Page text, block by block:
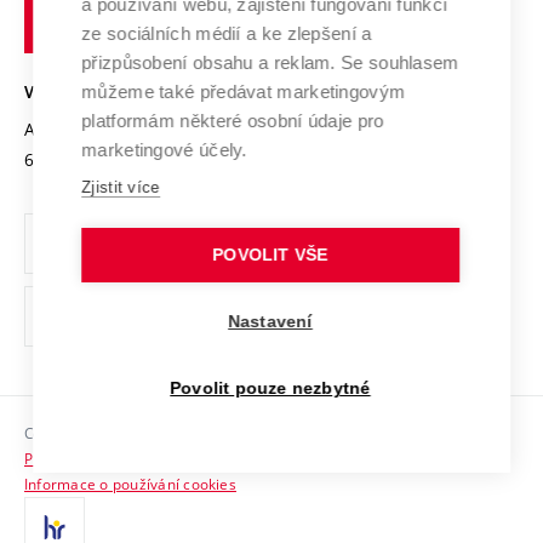
Open Science
Projekty
Projekty ze strukturálních fondů
Specifický výzkum
Mezinárodní dohody
Univerzitní sítě
Podnikavá univerzita / ContriBUTe
Bezpečná univerzita
Vyznamenání
Organizační struktura
Ochrana osobních údajů
odkaz)
Sociální bezpečí
HR Award
technické
VYSOKÉ UČENÍ TECHNICKÉ V BRNĚ
Antonínská 548/1
602 00 Brno
www.vut.cz
vut@vutbr.cz
Copyright © 2026 VUT
Prohlášení o přístupnosti
Informace o používání cookies
a používání webu, zajištění fungování funkcí
ze sociálních médií a ke zlepšení a
přizpůsobení obsahu a reklam. Se souhlasem
můžeme také předávat marketingovým
platformám některé osobní údaje pro
marketingové účely.
Zjistit více
POVOLIT VŠE
Nastavení
Povolit pouze nezbytné